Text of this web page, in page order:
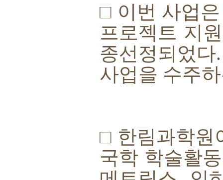
□ 이번 사업
프로젝트 지
종선정되었다
사업을 수주
□ 한림과학
국학 학술활